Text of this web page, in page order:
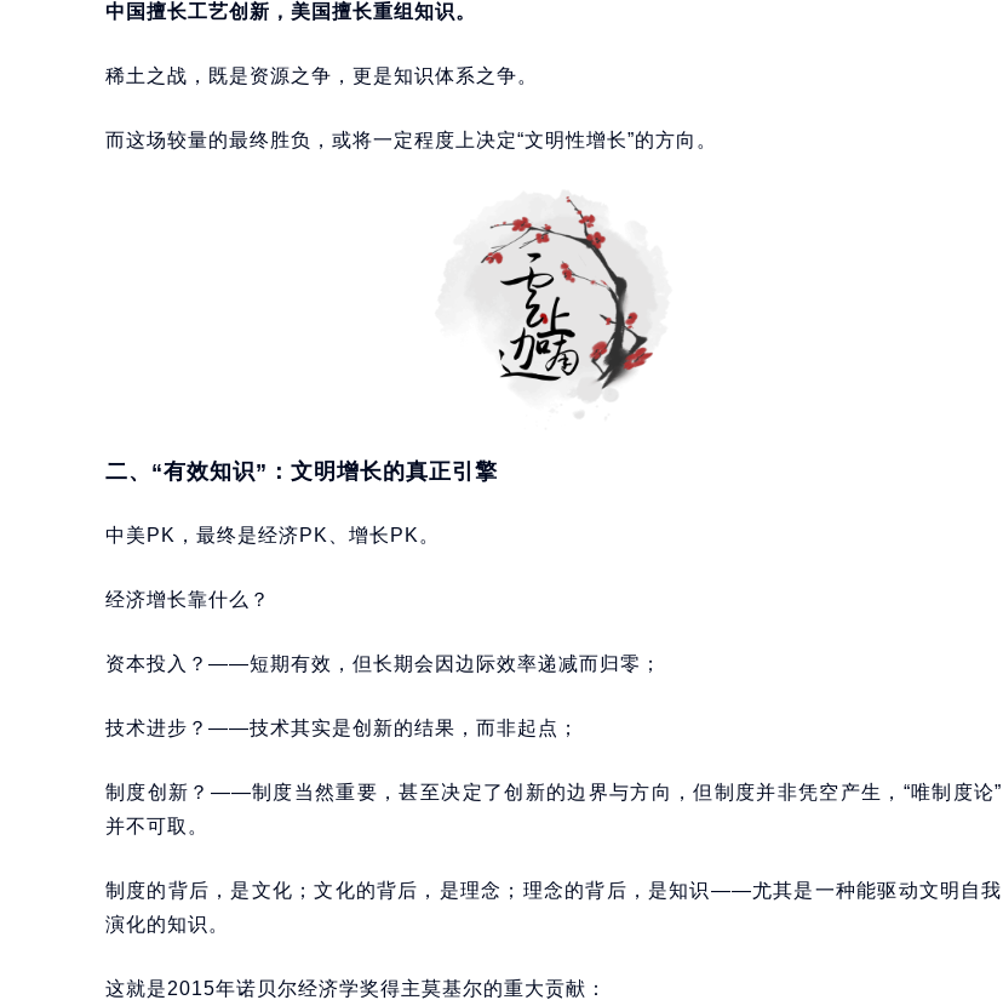
中国擅长工艺创新，美国擅长重组知识。
稀土之战，既是资源之争，更是知识体系之争。
而这场较量的最终胜负，或将一定程度上决定“文明性增长”的方向。
二、“有效知识”：文明增长的真正引擎
中美PK，最终是经济PK、增长PK。
经济增长靠什么？
资本投入？——短期有效，但长期会因边际效率递减而归零；
技术进步？——技术其实是创新的结果，而非起点；
制度创新？——制度当然重要，甚至决定了创新的边界与方向，但制度并非凭空产生，“唯制度论”
并不可取。
制度的背后，是文化；文化的背后，是理念；理念的背后，是知识——尤其是一种能驱动文明自我
演化的知识。
这就是2015年诺贝尔经济学奖得主莫基尔的重大贡献：